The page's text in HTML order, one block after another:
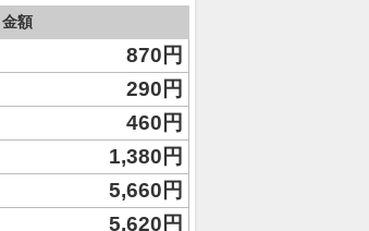
金額
870円
290円
460円
1,380円
5,660円
5,620円